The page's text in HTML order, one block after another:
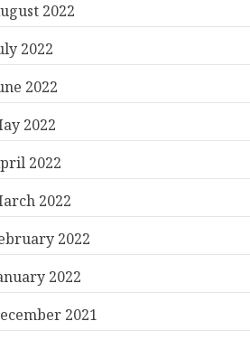
2022
2022
2022
2022
2022
2022
2022
2022
2021